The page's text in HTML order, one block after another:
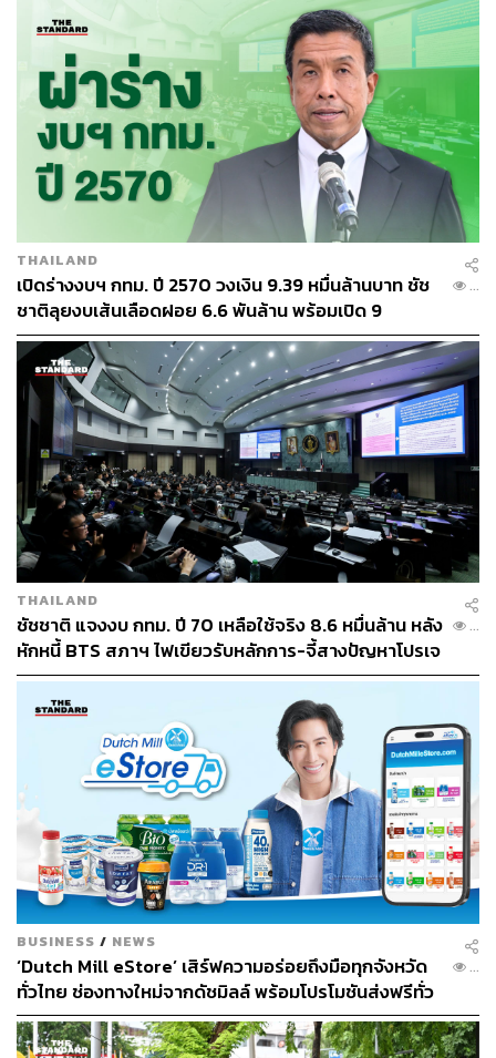
ภาพประกอบ:พรวลี จ้วงพุฒซา
TAGS: ชัชชาติ สิทธิพันธุ์ กรุงเทพมหานคร งบประมาณ
LOADING...
ABOUT THE AUTHOR
THE STANDARD TEAM
THAILAND
เปิดร่างงบฯ กทม. ปี 2570 วงเงิน 9.39 หมื่นล้านบาท ชัช
ชาติลุยงบเส้นเลือดฝอย 6.6 พันล้าน พร้อมเปิด 9
ยุทธศาสตร์พัฒนาเมือง
...
THAILAND
ชัชชาติ แจงงบ กทม. ปี 70 เหลือใช้จริง 8.6 หมื่นล้าน หลัง
หักหนี้ BTS สภาฯ ไฟเขียวรับหลักการ-จี้สางปัญหาโปรเจ
กต์ล่าช้า
...
BUSINESS / NEWS
‘Dutch Mill eStore’ เสิร์ฟความอร่อยถึงมือทุกจังหวัด
ทั่วไทย ช่องทางใหม่จากดัชมิลล์ พร้อมโปรโมชันส่งฟรีทั่ว
ประเทศ ส่งไว สั่งก่อนเที่ยง ได้ของวันถัดไป ส่งสินค้าแบบ
เย็นตรงจากโรงงาน [ADVERTORIAL]
...